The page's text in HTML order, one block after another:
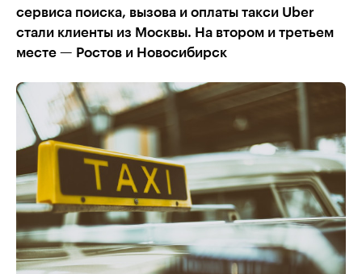
сервиса поиска, вызова и оплаты такси Uber
стали клиенты из Москвы. На втором и третьем
месте — Ростов и Новосибирск